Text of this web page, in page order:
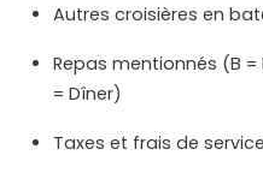
Autres croisières en
Repas mentionnés (B =
= Dîner)
Taxes et frais de service